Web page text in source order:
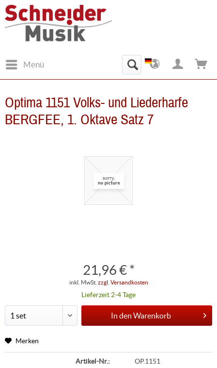
Menü
Optima 1151 Volks- und Liederharfe
BERGFEE, 1. Oktave Satz 7
21,96 € *
inkl. MwSt. zzgl. Versandkosten
Lieferzeit 2-4 Tage
In den Warenkorb
Merken
Artikel-Nr.: OP.1151